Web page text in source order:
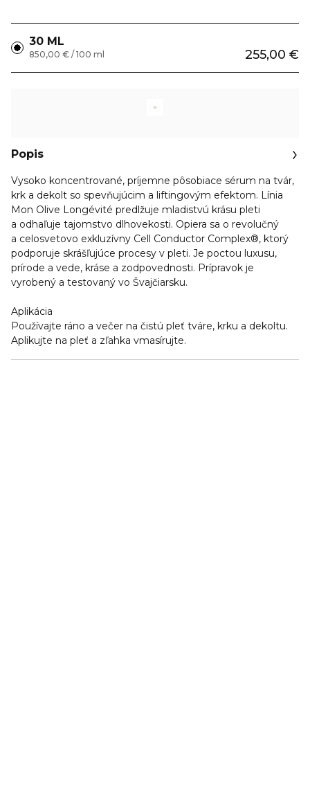
30 ML
255,00 €
850,00 € / 100 ml
Popis
Vysoko koncentrované, príjemne pôsobiace sérum na tvár,
krk a dekolt so spevňujúcim a liftingovým efektom. Línia
Mon Olive Longévité predlžuje mladistvú krásu pleti
a odhaľuje tajomstvo dlhovekosti. Opiera sa o revolučný
a celosvetovo exkluzívny Cell Conductor Complex®, ktorý
podporuje skrášľujúce procesy v pleti. Je poctou luxusu,
prírode a vede, kráse a zodpovednosti. Prípravok je
vyrobený a testovaný vo Švajčiarsku.
Aplikácia
Používajte ráno a večer na čistú pleť tváre, krku a dekoltu.
Aplikujte na pleť a zľahka vmasírujte.